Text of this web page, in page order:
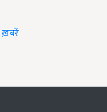
ख़बरें